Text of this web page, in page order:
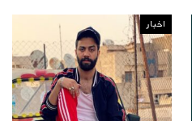
اخبار